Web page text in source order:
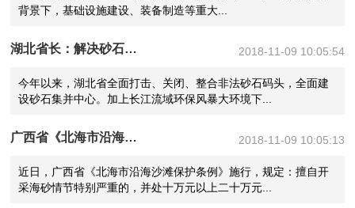
背景下，基础设施建设、装备制造等重大...
湖北省长：解决砂石料供应，严禁“一律关停”“先停再说” 2018-11-09 10:05:54
今年以来，湖北省全面打击、关闭、整合非法砂石码头，全面建
设砂石集并中心。加上长江流域环保风暴大环境下...
广西省《北海市沿海沙滩保护条例》自2018年11月1日起施行 2018-11-09 10:05:13
近日，广西省《北海市沿海沙滩保护条例》施行，规定：擅自开
采海砂情节特别严重的，并处十万元以上二十万元...